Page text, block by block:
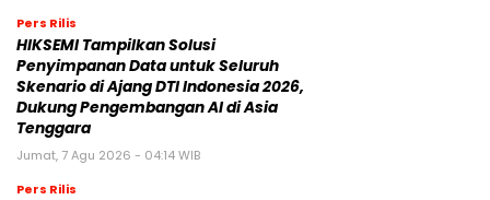
Pers Rilis
HIKSEMI Tampilkan Solusi
Penyimpanan Data untuk Seluruh
Skenario di Ajang DTI Indonesia 2026,
Dukung Pengembangan AI di Asia
Tenggara
Jumat, 7 Agu 2026 - 04:14 WIB
Pers Rilis